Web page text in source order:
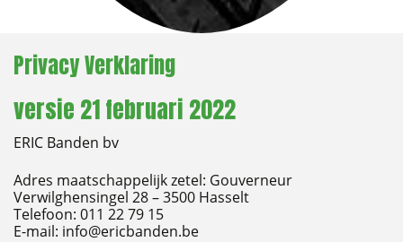
Privacy Verklaring
versie 21 februari 2022
ERIC Banden bv
Adres maatschappelijk zetel: Gouverneur
Verwilghensingel 28 – 3500 Hasselt
Telefoon: 011 22 79 15
E-mail: info@ericbanden.be